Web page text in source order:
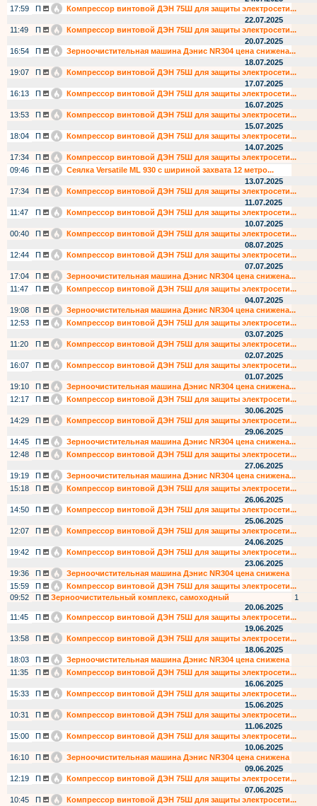
17:59
П
Компрессор винтовой ДЭН 75Ш для защиты электросети...
22.07.2025
11:49
П
Компрессор винтовой ДЭН 75Ш для защиты электросети...
20.07.2025
16:54
П
Зерноочистительная машина Дэнис NR304 цена снижена...
18.07.2025
19:07
П
Компрессор винтовой ДЭН 75Ш для защиты электросети...
17.07.2025
16:13
П
Компрессор винтовой ДЭН 75Ш для защиты электросети...
16.07.2025
13:53
П
Компрессор винтовой ДЭН 75Ш для защиты электросети...
15.07.2025
18:04
П
Компрессор винтовой ДЭН 75Ш для защиты электросети...
14.07.2025
17:34
П
Компрессор винтовой ДЭН 75Ш для защиты электросети...
09:46
П
Сеялка Versatile ML 930 с шириной захвата 12 метро...
13.07.2025
17:34
П
Компрессор винтовой ДЭН 75Ш для защиты электросети...
11.07.2025
11:47
П
Компрессор винтовой ДЭН 75Ш для защиты электросети...
10.07.2025
00:40
П
Компрессор винтовой ДЭН 75Ш для защиты электросети...
08.07.2025
12:44
П
Компрессор винтовой ДЭН 75Ш для защиты электросети...
07.07.2025
17:04
П
Зерноочистительная машина Дэнис NR304 цена снижена...
11:47
П
Компрессор винтовой ДЭН 75Ш для защиты электросети...
04.07.2025
19:08
П
Зерноочистительная машина Дэнис NR304 цена снижена...
12:53
П
Компрессор винтовой ДЭН 75Ш для защиты электросети...
03.07.2025
11:20
П
Компрессор винтовой ДЭН 75Ш для защиты электросети...
02.07.2025
16:07
П
Компрессор винтовой ДЭН 75Ш для защиты электросети...
01.07.2025
19:10
П
Зерноочистительная машина Дэнис NR304 цена снижена...
12:17
П
Компрессор винтовой ДЭН 75Ш для защиты электросети...
30.06.2025
14:29
П
Компрессор винтовой ДЭН 75Ш для защиты электросети...
29.06.2025
14:45
П
Зерноочистительная машина Дэнис NR304 цена снижена...
12:48
П
Компрессор винтовой ДЭН 75Ш для защиты электросети...
27.06.2025
19:19
П
Зерноочистительная машина Дэнис NR304 цена снижена...
15:18
П
Компрессор винтовой ДЭН 75Ш для защиты электросети...
26.06.2025
14:50
П
Компрессор винтовой ДЭН 75Ш для защиты электросети...
25.06.2025
12:07
П
Компрессор винтовой ДЭН 75Ш для защиты электросети...
24.06.2025
19:42
П
Компрессор винтовой ДЭН 75Ш для защиты электросети...
23.06.2025
19:36
П
Зерноочистительная машина Дэнис NR304 цена снижена
15:59
П
Компрессор винтовой ДЭН 75Ш для защиты электросети...
09:52
П Зерноочистительный комплекс, самоходный
1
20.06.2025
11:45
П
Компрессор винтовой ДЭН 75Ш для защиты электросети...
19.06.2025
13:58
П
Компрессор винтовой ДЭН 75Ш для защиты электросети...
18.06.2025
18:03
П
Зерноочистительная машина Дэнис NR304 цена снижена
11:35
П
Компрессор винтовой ДЭН 75Ш для защиты электросети...
16.06.2025
15:33
П
Компрессор винтовой ДЭН 75Ш для защиты электросети...
15.06.2025
10:31
П
Компрессор винтовой ДЭН 75Ш для защиты электросети...
11.06.2025
15:00
П
Компрессор винтовой ДЭН 75Ш для защиты электросети...
10.06.2025
16:10
П
Зерноочистительная машина Дэнис NR304 цена снижена
09.06.2025
12:19
П
Компрессор винтовой ДЭН 75Ш для защиты электросети...
07.06.2025
10:45
П
Компрессор винтовой ДЭН 75Ш для защиты электросети...